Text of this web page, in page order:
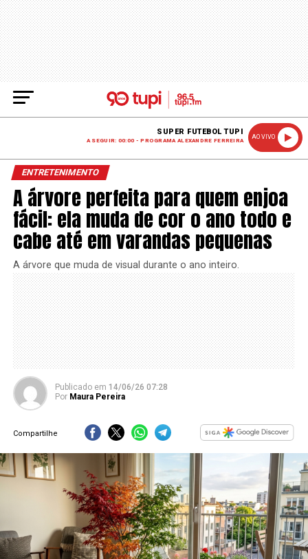
SUPER FUTEBOL TUPI
A SEGUIR: 00:00 - PROGRAMA ALEXANDRE FERREIRA
AO VIVO
ENTRETENIMENTO
A árvore perfeita para quem enjoa
fácil: ela muda de cor o ano todo e
cabe até em varandas pequenas
A árvore que muda de visual durante o ano inteiro.
Publicado em 14/06/26 07:28
Por Maura Pereira
Compartilhe